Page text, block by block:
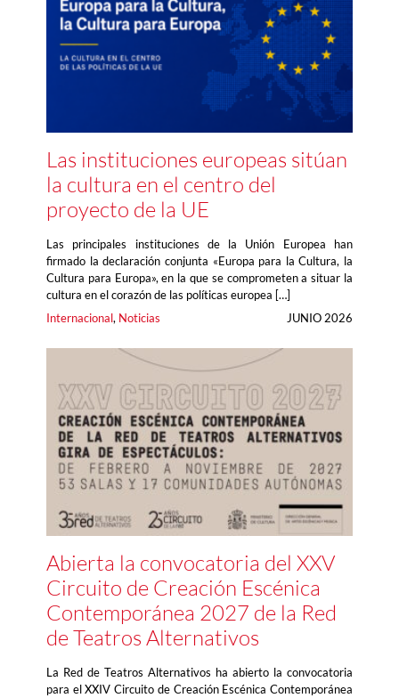
Las instituciones europeas sitúan
la cultura en el centro del
proyecto de la UE
Las principales instituciones de la Unión Europea han
firmado la declaración conjunta «Europa para la Cultura, la
Cultura para Europa», en la que se comprometen a situar la
cultura en el corazón de las políticas europea […]
Internacional, Noticias JUNIO 2026
Abierta la convocatoria del XXV
Circuito de Creación Escénica
Contemporánea 2027 de la Red
de Teatros Alternativos
La Red de Teatros Alternativos ha abierto la convocatoria
para el XXIV Circuito de Creación Escénica Contemporánea